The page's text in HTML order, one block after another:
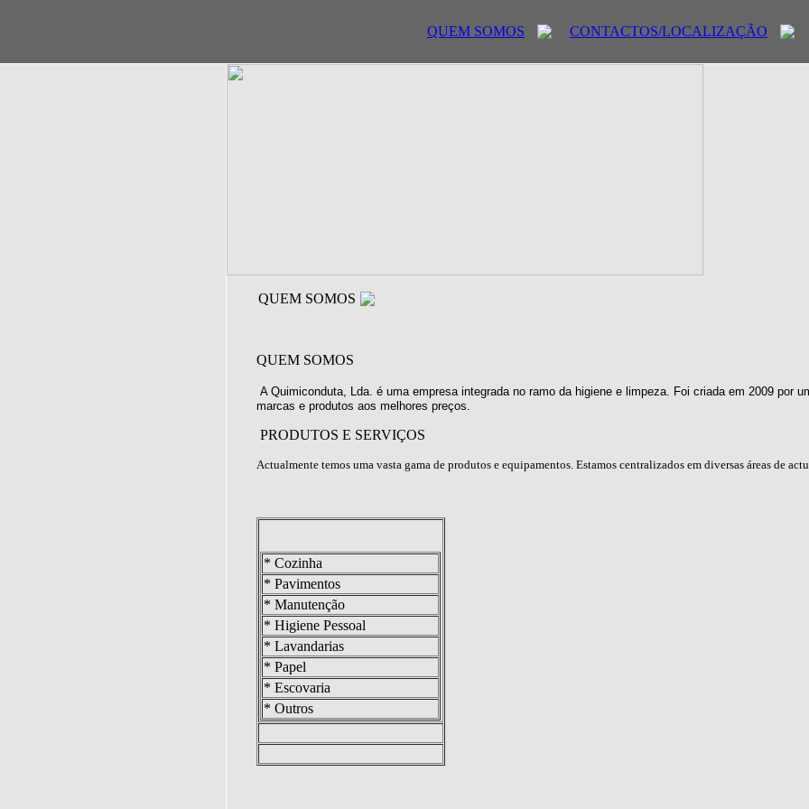
QUEM SOMOS CONTACTOS/LOCALIZAÇÃO
QUEM SOMOS
QUEM SOMOS
A Quimiconduta, Lda. é uma empresa integrada no ramo da higiene e limpeza. Foi criada em 2009 por
marcas e produtos aos melhores preços.
PRODUTOS E SERVIÇOS
Actualmente temos uma vasta gama de produtos e equipamentos. Estamos centralizados em diversas áreas de
* Cozinha
* Pavimentos
* Manutenção
* Higiene Pessoal
* Lavandarias
* Papel
* Escovaria
* Outros